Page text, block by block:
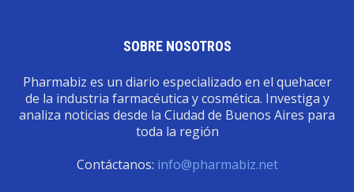
SOBRE NOSOTROS
Pharmabiz es un diario especializado en el quehacer
de la industria farmacéutica y cosmética. Investiga y
analiza noticias desde la Ciudad de Buenos Aires para
toda la región
Contáctanos: info@pharmabiz.net